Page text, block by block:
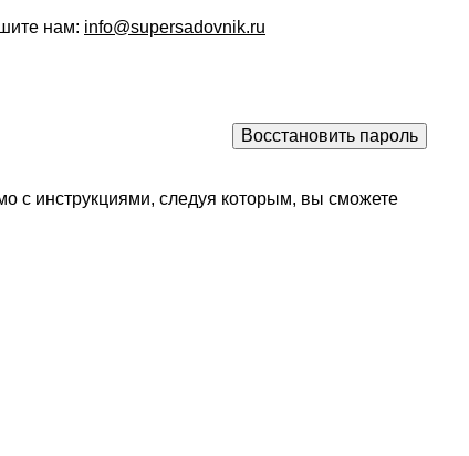
нам: info@supersadovnik.ru
с инструкциями, следуя которым, вы сможете